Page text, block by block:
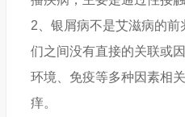
2、银屑病不是艾滋病的
们之间没有直接的关联或
环境、免疫等多种因素相
痒。